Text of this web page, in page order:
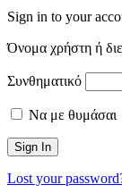
Sign in to your
Όνομα χρήστη ή
Συνθηματικό
Να με θυμάσαι
Lost your